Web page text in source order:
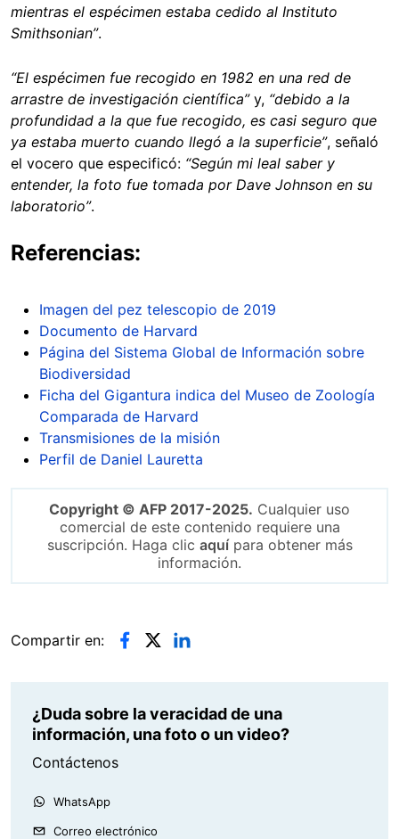
mientras el espécimen estaba cedido al Instituto
Smithsonian”.
“El espécimen fue recogido en 1982 en una red de
arrastre de investigación científica”y, “debido a la
profundidad a la que fue recogido, es casi seguro que
ya estaba muerto cuando llegó a la superficie”, señaló
el vocero que especificó: “Según mi leal saber y
entender, la foto fue tomada por Dave Johnson en su
laboratorio”.
Referencias:
Imagen del pez telescopio de 2019
Documento de Harvard
Página del Sistema Global de Información sobre
Biodiversidad
Ficha del Gigantura indica del Museo de Zoología
Comparada de Harvard
Transmisiones de la misión
Perfil de Daniel Lauretta
Copyright © AFP 2017-2025. Cualquier uso
comercial de este contenido requiere una
suscripción. Haga clic aquípara obtener más
información.
Compartir en:
¿Duda sobre la veracidad de una
información, una foto o un video?
Contáctenos
WhatsApp
Correo electrónico